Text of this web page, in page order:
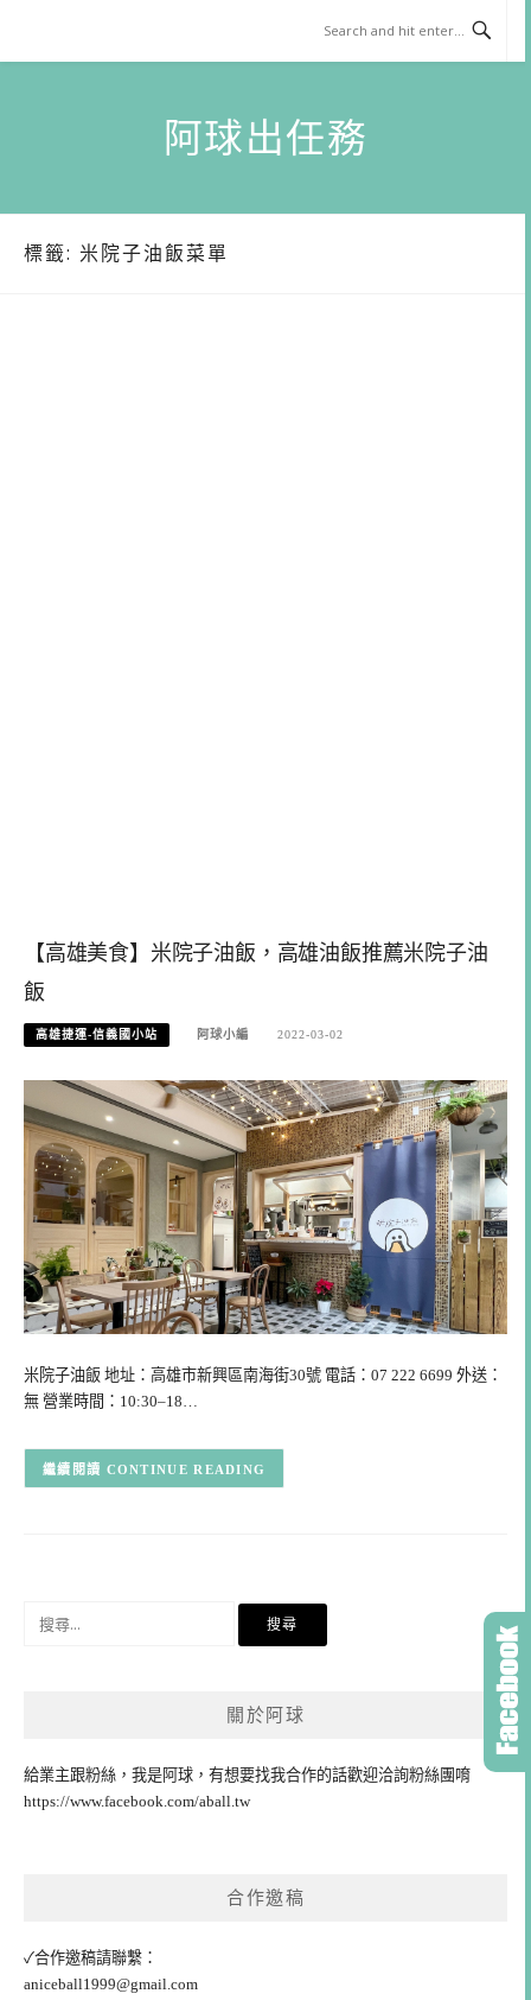
content
阿球出任務
標籤: 米院子油飯菜單
【高雄美食】米院子油飯，高雄油飯推薦米院子油
飯
高雄捷運-信義國小站 阿球小編 2022-03-02
米院子油飯 地址：高雄市新興區南海街30號 電話：07 222 6699 外送：
無 營業時間：10:30–18…
CONTINUE READING
關於阿球
給業主跟粉絲，我是阿球，有想要找我合作的話歡迎洽詢粉絲團唷
https://www.facebook.com/aball.tw
合作邀稿
✓合作邀稿請聯繫：
aniceball1999@gmail.com